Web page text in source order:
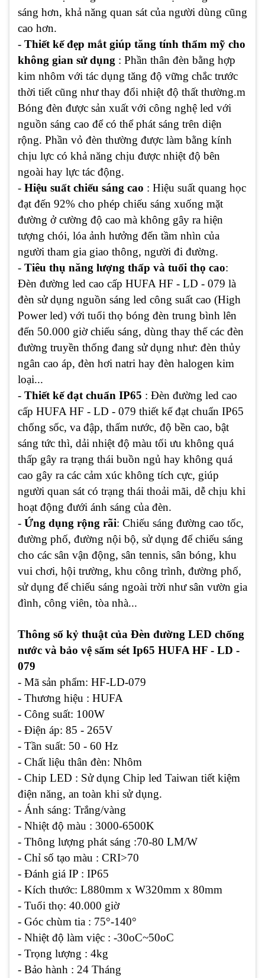
sáng hơn, khả năng quan sát của người dùng cũng
cao hơn.
- Thiết kế đẹp mắt giúp tăng tính thẩm mỹ cho
không gian sử dụng : Phần thân đèn bằng hợp
kim nhôm với tác dụng tăng độ vững chắc trước
thời tiết cũng như thay đổi nhiệt độ thất thường.m
Bóng đèn được sản xuất với công nghệ led với
nguồn sáng cao để có thể phát sáng trên diện
rộng. Phần vỏ đèn thường được làm bằng kính
chịu lực có khả năng chịu được nhiệt độ bên
ngoài hay lực tác động.
- Hiệu suất chiếu sáng cao : Hiệu suất quang học
đạt đến 92% cho phép chiếu sáng xuống mặt
đường ở cường độ cao mà không gây ra hiện
tượng chói, lóa ảnh hưởng đến tầm nhìn của
người tham gia giao thông, người đi đường.
- Tiêu thụ năng lượng thấp và tuổi thọ cao:
Đèn đường led cao cấp HUFA HF - LD - 079 là
đèn sử dụng nguồn sáng led công suất cao (High
Power led) với tuổi thọ bóng đèn trung bình lên
đến 50.000 giờ chiếu sáng, dùng thay thế các đèn
đường truyền thống đang sử dụng như: đèn thủy
ngân cao áp, đèn hơi natri hay đèn halogen kim
loại...
- Thiết kế đạt chuẩn IP65 : Đèn đường led cao
cấp HUFA HF - LD - 079 thiết kế đạt chuẩn IP65
chống sốc, va đập, thấm nước, độ bền cao, bật
sáng tức thì, dải nhiệt độ màu tối ưu không quá
thấp gây ra trạng thái buồn ngủ hay không quá
cao gây ra các cảm xúc không tích cực, giúp
người quan sát có trạng thái thoải mãi, dễ chịu khi
hoạt động đưới ánh sáng của đèn.
- Ứng dụng rộng rãi: Chiếu sáng đường cao tốc,
đường phố, đường nội bộ, sử dụng để chiếu sáng
cho các sân vận động, sân tennis, sân bóng, khu
vui chơi, hội trường, khu công trình, đường phố,
sử dụng để chiếu sáng ngoài trời như sân vườn gia
đình, công viên, tòa nhà...
Thông số kỷ thuật của Đèn đường LED chống
nước và bảo vệ sấm sét Ip65 HUFA HF - LD -
079
- Mã sản phẩm: HF-LD-079
- Thương hiệu : HUFA
- Công suất: 100W
- Điện áp: 85 - 265V
- Tần suất: 50 - 60 Hz
- Chất liệu thân đèn: Nhôm
- Chip LED : Sử dụng Chip led Taiwan tiết kiệm
điện năng, an toàn khi sử dụng.
- Ánh sáng: Trắng/vàng
- Nhiệt độ màu : 3000-6500K
- Thông lượng phát sáng :70-80 LM/W
- Chỉ số tạo màu : CRI>70
- Đánh giá IP : IP65
- Kích thước: L880mm x W320mm x 80mm
- Tuổi thọ: 40.000 giờ
- Góc chùm tia : 75°-140°
- Nhiệt độ làm việc : -30oC~50oC
- Trọng lượng : 4kg
- Bảo hành : 24 Tháng